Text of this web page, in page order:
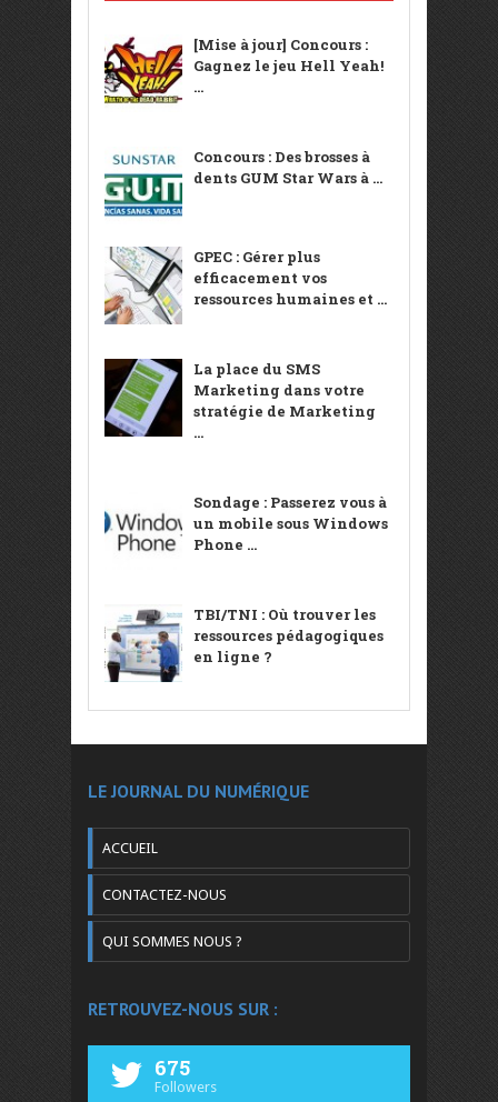
[Mise à jour] Concours :
Gagnez le jeu Hell Yeah!
...
Concours : Des brosses à
dents GUM Star Wars à ...
GPEC : Gérer plus
efficacement vos
ressources humaines et ...
La place du SMS
Marketing dans votre
stratégie de Marketing
...
Sondage : Passerez vous à
un mobile sous Windows
Phone ...
TBI/TNI : Où trouver les
ressources pédagogiques
en ligne ?
LE JOURNAL DU NUMÉRIQUE
ACCUEIL
CONTACTEZ-NOUS
QUI SOMMES NOUS ?
RETROUVEZ-NOUS SUR :
675
Followers